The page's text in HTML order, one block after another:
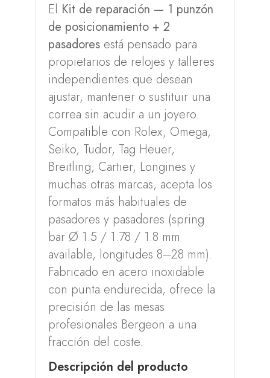
El Kit de reparación — 1 punzón
de posicionamiento + 2
pasadores está pensado para
propietarios de relojes y talleres
independientes que desean
ajustar, mantener o sustituir una
correa sin acudir a un joyero.
Compatible con Rolex, Omega,
Seiko, Tudor, Tag Heuer,
Breitling, Cartier, Longines y
muchas otras marcas, acepta los
formatos más habituales de
pasadores y pasadores (spring
bar Ø 1.5 / 1.78 / 1.8 mm
available, longitudes 8–28 mm).
Fabricado en acero inoxidable
con punta endurecida, ofrece la
precisión de las mesas
profesionales Bergeon a una
fracción del coste.
Descripción del producto